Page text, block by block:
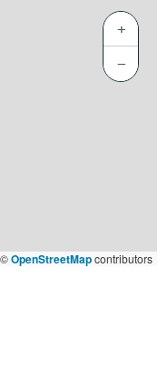
+
−
©OpenStreetMapcontributors